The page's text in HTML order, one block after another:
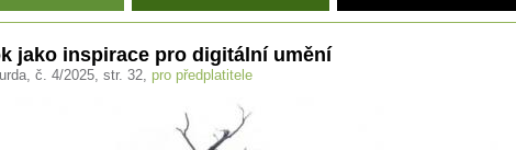
jako inspirace pro digitální umění
č. 4/2025, str. 32, pro předplatitele